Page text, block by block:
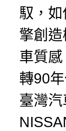
馭，
擎創
車質
轉90
臺灣